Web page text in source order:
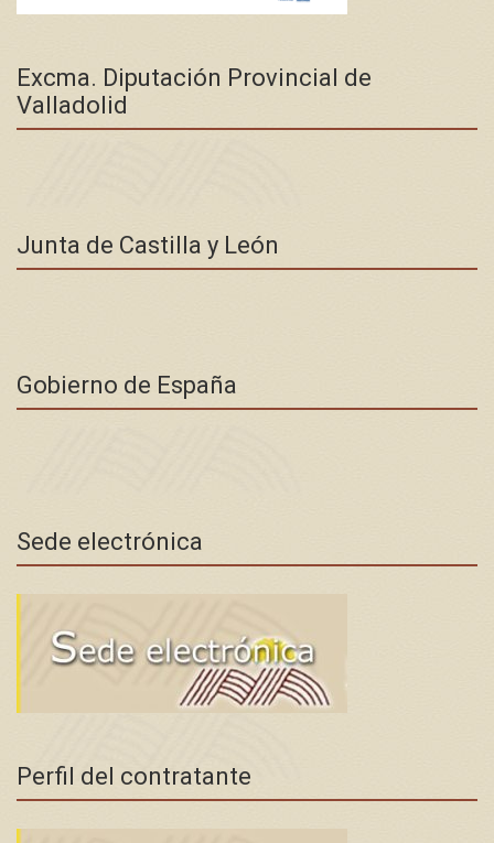
Excma. Diputación Provincial de
Valladolid
Junta de Castilla y León
Gobierno de España
Sede electrónica
Perfil del contratante